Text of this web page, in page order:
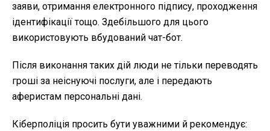
заяви, отримання електронного підпису, проходження
ідентифікації тощо. Здебільшого для цього
використовують вбудований чат-бот.
Після виконання таких дій люди не тільки переводять
гроші за неіснуючі послуги, але і передають
аферистам персональні дані.
Кіберполіція просить бути уважними й рекомендує: